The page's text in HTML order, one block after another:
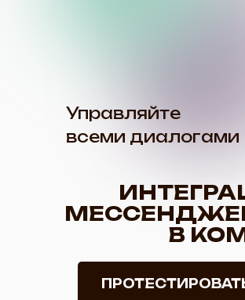
В
Управляйте
всеми диалогами